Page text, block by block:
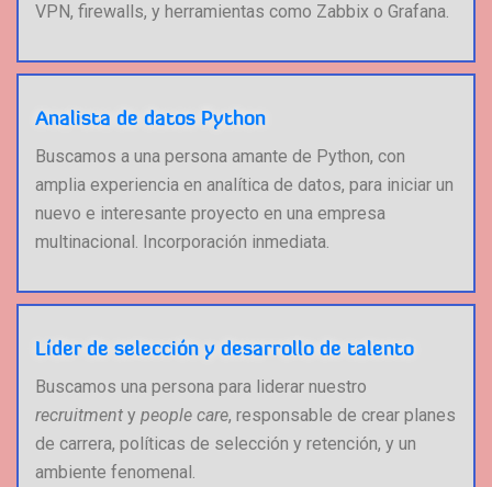
VPN, firewalls, y herramientas como Zabbix o Grafana.
Analista de datos Python
Buscamos a una persona amante de Python, con
amplia experiencia en analítica de datos, para iniciar un
nuevo e interesante proyecto en una empresa
multinacional. Incorporación inmediata.
Líder de selección y desarrollo de talento
Buscamos una persona para liderar nuestro
recruitment y people care, responsable de crear planes
de carrera, políticas de selección y retención, y un
ambiente fenomenal.